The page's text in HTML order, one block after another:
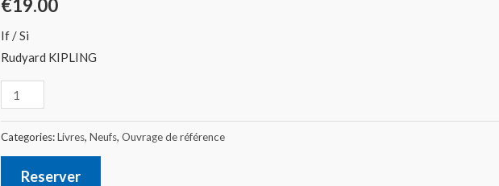
€19.00
If / Si
Rudyard KIPLING
Categories:Livres, Neufs, Ouvrage de référence
Reserver